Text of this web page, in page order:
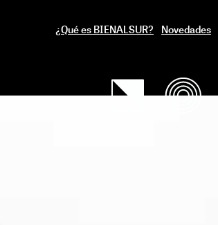
¿Qué es BIENALSUR? Novedades